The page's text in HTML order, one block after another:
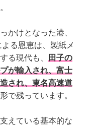
かけとなった港、
る恩恵は、製紙メ
る現代も、
田子の
が輸入され、富士
され、東名高速道
で残っています。
えている基本的な